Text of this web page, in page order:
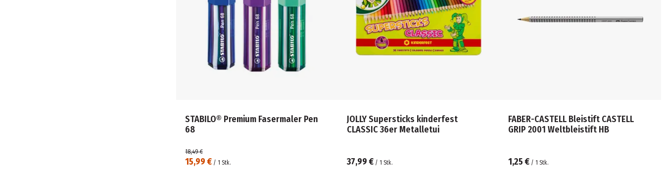
STABILO® Premium Fasermaler Pen
68
15,99 € / 1 Stk.
18,49 €
JOLLY Supersticks kinderfest
CLASSIC 36er Metalletui
37,99 €/ 1 Stk.
FABER-CASTELL Bleistift CASTELL
GRIP 2001 Weltbleistift HB
1,25 € / 1 Stk.